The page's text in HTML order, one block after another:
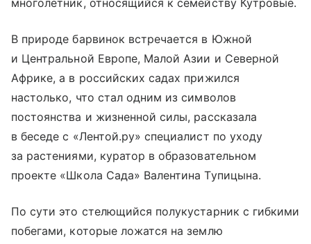
В природе барвинок встречается в Южной
и Центральной Европе, Малой Азии и Северной
Африке, а в российских садах прижился
настолько, что стал одним из символов
постоянства и жизненной силы, рассказала
в беседе с «Лентой.ру» специалист по уходу
за растениями, куратор в образовательном
проекте «Школа Сада» Валентина Тупицына.
По сути это стелющийся полукустарник с гибкими
побегами, которые ложатся на землю